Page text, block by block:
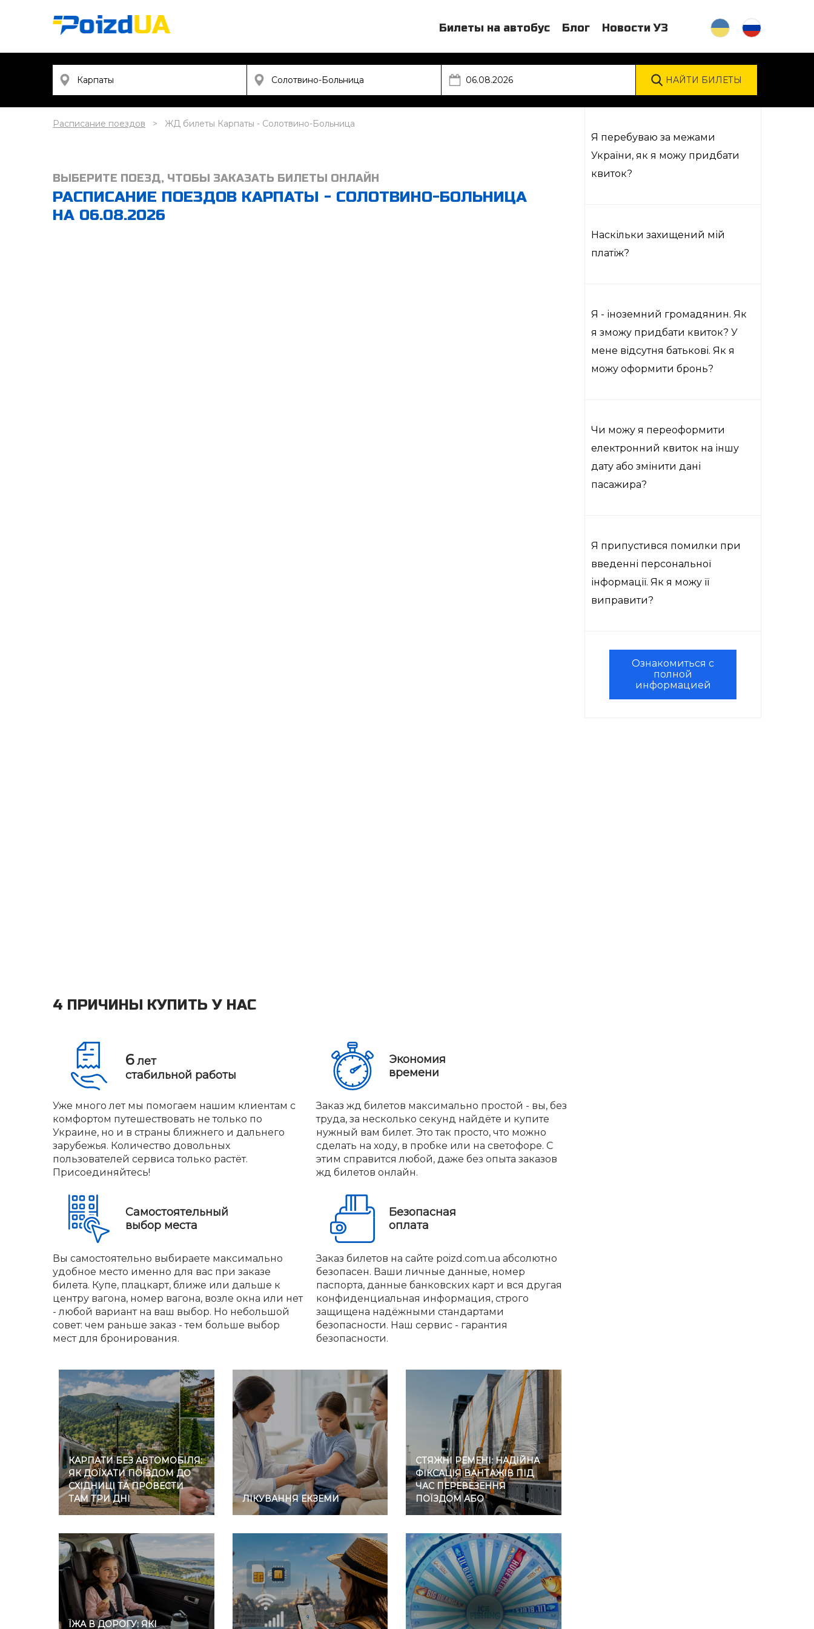
Билеты на автобус Блог Новости УЗ
Расписание поездов ЖД билеты Карпаты - Солотвино-Больница
ВЫБЕРИТЕ ПОЕЗД, ЧТОБЫ ЗАКАЗАТЬ БИЛЕТЫ ОНЛАЙН
РАСПИСАНИЕ ПОЕЗДОВ КАРПАТЫ - СОЛОТВИНО-БОЛЬНИЦА
НА 06.08.2026
4 ПРИЧИНЫ КУПИТЬ У НАС
6лет
стабильной работы
Уже много лет мы помогаем нашим клиентам с
комфортом путешествовать не только по
Украине, но и в страны ближнего и дальнего
зарубежья. Количество довольных
пользователей сервиса только растёт.
Присоединяйтесь!
Экономия
времени
Заказ жд билетов максимально простой - вы, без
труда, за несколько секунд найдёте и купите
нужный вам билет. Это так просто, что можно
сделать на ходу, в пробке или на светофоре. С
этим справится любой, даже без опыта заказов
жд билетов онлайн.
Самостоятельный
выбор места
Вы самостоятельно выбираете максимально
удобное место именно для вас при заказе
билета. Купе, плацкарт, ближе или дальше к
центру вагона, номер вагона, возле окна или нет
- любой вариант на ваш выбор. Но небольшой
совет: чем раньше заказ - тем больше выбор
мест для бронирования.
Безопасная
оплата
Заказ билетов на сайте poizd.com.ua абсолютно
безопасен. Ваши личные данные, номер
паспорта, данные банковских карт и вся другая
конфиденциальная информация, строго
защищена надёжными стандартами
безопасности. Наш сервис - гарантия
безопасности.
КАРПАТИ БЕЗ АВТОМОБІЛЯ:
ЯК ДОЇХАТИ ПОЇЗДОМ ДО
СХІДНИЦІ ТА ПРОВЕСТИ
ТАМ ТРИ ДНІ
ЛІКУВАННЯ ЕКЗЕМИ
СТЯЖНІ РЕМЕНІ: НАДІЙНА
ФІКСАЦІЯ ВАНТАЖІВ ПІД
ЧАС ПЕРЕВЕЗЕННЯ
ПОЇЗДОМ АБО
АВТОМОБІЛЕМ
ЇЖА В ДОРОГУ: ЯКІ
Я перебуваю за межами
України, як я можу придбати
квиток?
Наскільки захищений мій
платіж?
Я - іноземний громадянин. Як
я зможу придбати квиток? У
мене відсутня батькові. Як я
можу оформити бронь?
Чи можу я переоформити
електронний квиток на іншу
дату або змінити дані
пасажира?
Я припустився помилки при
введенні персональної
інформації. Як я можу її
виправити?
Ознакомиться с
полной
информацией